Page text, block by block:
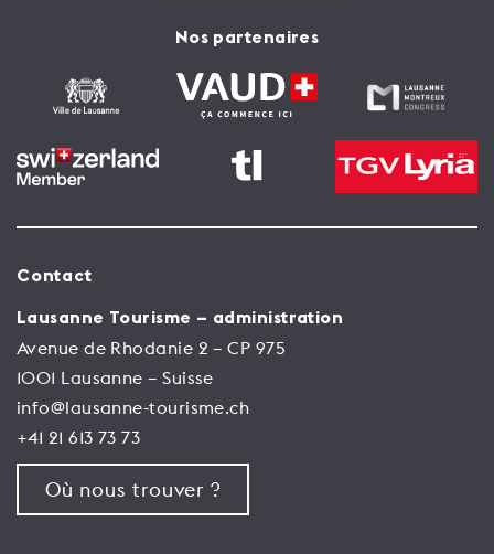
Nos partenaires
Contact
Lausanne Tourisme – administration
Avenue de Rhodanie 2 – CP 975
1001 Lausanne – Suisse
info@lausanne-tourisme.ch
+41 21 613 73 73
Où nous trouver ?